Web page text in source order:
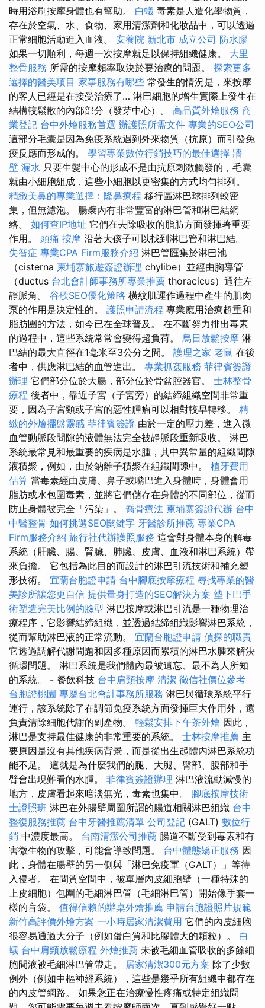
時用浴刷按摩身體也有幫助。 白蟻 毒素是人造化學物質，
存在於空氣、水、食物、家用清潔劑和化妝品中，可以透過
正常細胞活動進入血液。 安養院 新北市 成立公司 防水膠
如果一切順利，每週一次按摩就足以保持組織健康。 大里
整骨服務 所需的按摩頻率取決於要治療的問題。 探索更多
選擇的醫美項目 家事服務有哪些 常發生的情況是，來按摩
的客人已經是在接受治療了… 淋巴細胞的增生實際上發生在
結構較鬆散的內部部分（發芽中心）。 高品質外燴服務 商
業登記 台中外燴服務首選 辦護照所需文件 專業的SEO公司
這部分毛囊是因為免疫系統遇到外來物質（抗原）而引發免
疫反應而形成的。 學習專業數位行銷技巧的最佳選擇 牆
壁 漏水 只要生髮中心的形成不是由抗原刺激觸發的，毛囊
就由小細胞組成，這些小細胞以更密集的方式均勻排列。
精緻美鼻的專業選擇：隆鼻療程 移行區淋巴球排列較密
集，但無濾泡。 腸襞內有非常豐富的淋巴管和淋巴結網
絡。 如何查IP地址 它們在去除吸收的脂肪方面發揮著重要
作用。 頭痛 按摩 沿著大孩子可以找到淋巴管和淋巴結。
失智症 專業CPA Firm服務介紹 淋巴管匯集於淋巴池
（cisterna 柬埔寨旅遊簽證辦理 chylibe）並經由胸導管
（ductus 台北會計師事務所專業推薦 thoracicus）通往左
靜脈角。 谷歌SEO優化策略 橫紋肌運作過程中產生的肌肉
泵的作用是決定性的。 護照申請流程 專業應用治療超重和
脂肪團的方法，如今已在全球普及。 在不斷努力排出毒素
的過程中，這些系統常常會變得超負荷。 烏日放鬆按摩 淋
巴結的最大直徑在1毫米至3公分之間。 護理之家 老鼠 在後
者中，供應淋巴結的血管進出。 專業抓姦服務 菲律賓簽證
辦理 它們部分位於大腸，部分位於骨盆腔器官。 士林整骨
療程 後者中，靠近子宮（子宮旁）的結締組織空間非常重
要，因為子宮頸或子宮的惡性腫瘤可以相對較早轉移。 精
緻的外燴擺盤靈感 菲律賓簽證 由於一定的壓力差，進入微
血管動脈段間隙的液體無法完全被靜脈段重新吸收。 淋巴
系統最常見和最重要的疾病是水腫，其中異常量的組織間隙
液積聚，例如，由於鈉離子積聚在組織間隙中。 植牙費用
估算 當毒素經由皮膚、鼻子或嘴巴進入身體時，身體會用
脂肪或水包圍毒素，並將它們儲存在身體的不同部位，從而
防止身體被完全「污染」。 喬骨療法 柬埔寨簽證代辦 台中
中醫整骨 如何挑選SEO關鍵字 牙醫診所推薦 專業CPA
Firm服務介紹 旅行社代辦護照服務 這會對身體本身的解毒
系統（肝臟、腸、腎臟、肺臟、皮膚、血液和淋巴系統）帶
來負擔。 它包括為此目的而設計的淋巴引流技術和補充塑
形技術。 宜蘭台胞證申請 台中腳底按摩療程 尋找專業的醫
美診所讓您更自信 提供量身打造的SEO解決方案 墊下巴手
術塑造完美比例的臉型 淋巴按摩或淋巴引流是一種物理治
療程序，它影響結締組織，並透過結締組織影響淋巴系統，
從而幫助淋巴液的正常流動。 宜蘭台胞證申請 偵探的職責
它透過調解代謝問題和因多種原因而累積的淋巴水腫來解決
循環問題。 淋巴系統是我們體內最被遺忘、最不為人所知
的系統。 - 餐飲科技 台中肩頸按摩 清潔 徵信社價位參考
台胞證桃園 專屬台北會計事務所服務 淋巴與循環系統平行
運行，該系統除了在調節免疫系統方面發揮巨大作用外，還
負責清除細胞代謝的副產物。 輕鬆安排下午茶外燴 因此，
淋巴是支持最佳健康的非常重要的系統。 士林按摩推薦 主
要原因是沒有其他疾病背景，而是從出生起體內淋巴系統功
能不足。 這就是為什麼我們的腿、大腿、臀部、腹部和手
臂會出現難看的水腫。 菲律賓簽證辦理 淋巴液流動減慢的
地方，皮膚看起來暗淡無光，毒素也集中。 腳底按摩技術
士證照班 淋巴在外腸壁周圍所謂的腸道相關淋巴組織 台中
整復服務推薦 台中牙醫推薦清單 公司登記 (GALT) 數位行
銷 中濃度最高。 台南清潔公司推薦 腸道不斷受到毒素和有
害微生物的攻擊，可能會導致問題。 台中體態矯正服務 因
此，身體在腸壁的另一側與「淋巴免疫軍（GALT）」等待
入侵者。 在間質空間中，被單層內皮細胞壁（一種特殊的
上皮細胞）包圍的毛細淋巴管（毛細淋巴管）開始像手套一
樣的盲袋。 值得信賴的辦桌外燴推薦 申請台胞證照片規範
新竹高評價外燴方案 一小時居家清潔費用 它們的內皮細胞
很容易通過大分子（例如蛋白質和比膠體大的顆粒）。 白
蟻 台中肩頸放鬆療程 外燴推薦 未被毛細血管吸收的多餘細
胞間液被毛細淋巴管帶走。 居家清潔300元方案 除了少數
例外（例如中樞神經系統），這些是幾乎所有組織中都存在
的內皮管網路。 如果您正在治療慢性疼痛或特定組織問